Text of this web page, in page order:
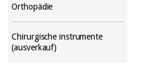
Orthopädie
Chirurgische instrumente
(ausverkauf)